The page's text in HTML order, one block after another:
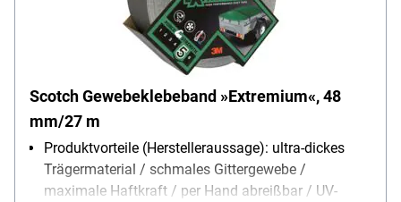
Scotch Gewebeklebeband »Extremium«, 48
mm/27 m
Produktvorteile (Herstelleraussage): ultra-dickes
Trägermaterial / schmales Gittergewebe /
maximale Haftkraft / per Hand abreißbar / UV-